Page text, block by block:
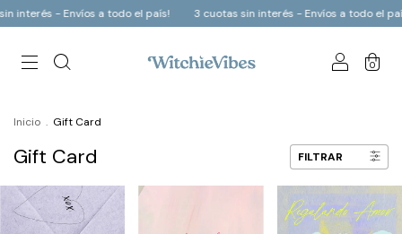
- Envíos a todo el país! 3 cuotas sin interés - Envíos a todo el país! 3
0
Inicio . Gift Card
Gift Card FILTRAR